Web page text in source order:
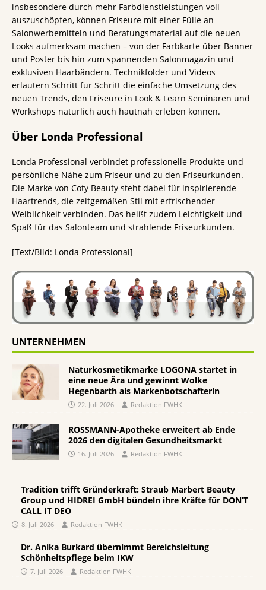
insbesondere durch mehr Farbdienstleistungen voll
auszuschöpfen, können Friseure mit einer Fülle an
Salonwerbemitteln und Beratungsmaterial auf die neuen
Looks aufmerksam machen – von der Farbkarte über Banner
und Poster bis hin zum spannenden Salonmagazin und
exklusiven Haarbändern. Technikfolder und Videos
erläutern Schritt für Schritt die einfache Umsetzung des
neuen Trends, den Friseure in Look & Learn Seminaren und
Workshops natürlich auch hautnah erleben können.
Über Londa Professional
Londa Professional verbindet professionelle Produkte und
persönliche Nähe zum Friseur und zu den Friseurkunden.
Die Marke von Coty Beauty steht dabei für inspirierende
Haartrends, die zeitgemäßen Stil mit erfrischender
Weiblichkeit verbinden. Das heißt zudem Leichtigkeit und
Spaß für das Salonteam und strahlende Friseurkunden.
[Text/Bild: Londa Professional]
UNTERNEHMEN
Naturkosmetikmarke LOGONA startet in
eine neue Ära und gewinnt Wolke
Hegenbarth als Markenbotschafterin
22. Juli 2026 Redaktion FWHK
ROSSMANN-Apotheke erweitert ab Ende
2026 den digitalen Gesundheitsmarkt
16. Juli 2026 Redaktion FWHK
Tradition trifft Gründerkraft: Straub Marbert Beauty
Group und HIDREI GmbH bündeln ihre Kräfte für DON’T
CALL IT DEO
8. Juli 2026 Redaktion FWHK
Dr. Anika Burkard übernimmt Bereichsleitung
Schönheitspflege beim IKW
7. Juli 2026 Redaktion FWHK